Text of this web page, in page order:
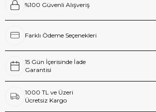
%100 Güvenli Alışveriş
Farklı Ödeme Seçenekleri
15 Gün İçerisinde İade
Garantisi
1000 TL ve Üzeri
Ücretsiz Kargo